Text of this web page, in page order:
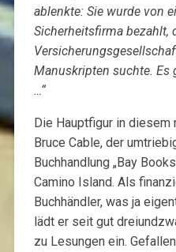
ablenkte: Sie wurde von
Sicherheitsfirma bezahlt,
Manuskripten suchte. Es
…“
Die Hauptfigur in diesem
Bruce Cable, der
Buchhandlung „Bay
Camino Island. Als
Buchhändler, was ja
lädt er seit gut
zu Lesungen ein.